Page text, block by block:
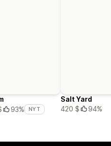
93% NYT
Salt Yard
420 $
94%